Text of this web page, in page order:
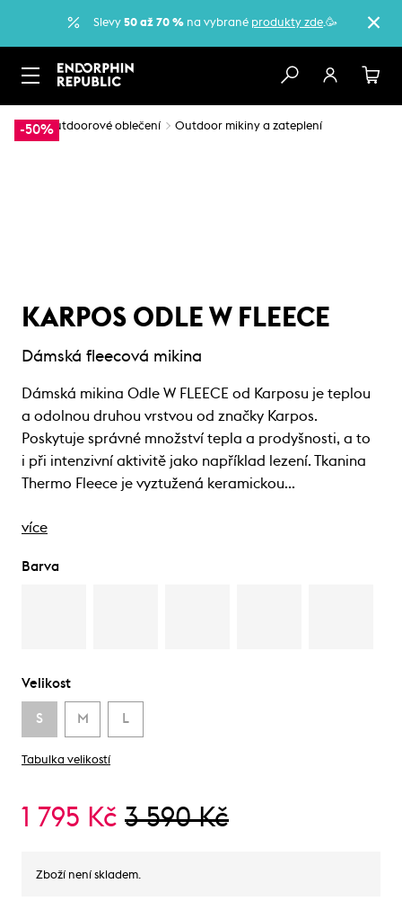
Slevy 50 až 70 % na vybrané produkty zde.🥳
-50%
… Outdoorové oblečení Outdoor mikiny a zateplení
KARPOS ODLE W FLEECE
Dámská fleecová mikina
Dámská mikina Odle W FLEECE od Karposu je teplou
a odolnou druhou vrstvou od značky Karpos.
Poskytuje správné množství tepla a prodyšnosti, a to
i při intenzivní aktivitě jako například lezení. Tkanina
Thermo Fleece je vyztužená keramickou…
více
Barva
Velikost
S M L
Tabulka velikostí
1 795 Kč 3 590 Kč
Zboží není skladem.